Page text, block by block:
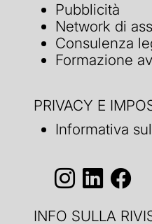
Pubblicità
Network di
Consulenza
Formazione
PRIVACY E
Informativa
INFO SULLA